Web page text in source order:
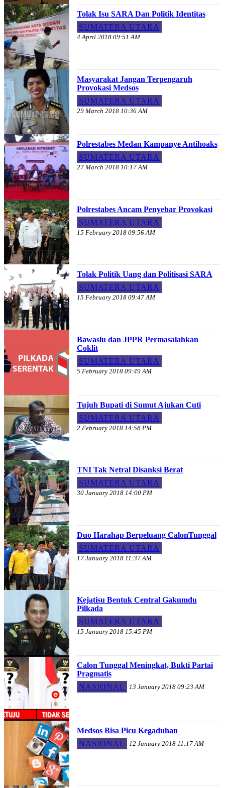
Tolak Isu SARA Dan Politik Identitas
SUMATERA UTARA
4 April 2018 09:51 AM
Masyarakat Jangan Terpengaruh
Provokasi Medsos
SUMATERA UTARA
29 March 2018 10:36 AM
Polrestabes Medan Kampanye Antihoaks
SUMATERA UTARA
27 March 2018 10:17 AM
Polrestabes Ancam Penyebar Provokasi
SUMATERA UTARA
15 February 2018 09:56 AM
Tolak Politik Uang dan Politisasi SARA
SUMATERA UTARA
15 February 2018 09:47 AM
Bawaslu dan JPPR Permasalahkan
Coklit
SUMATERA UTARA
5 February 2018 09:49 AM
Tujuh Bupati di Sumut Ajukan Cuti
SUMATERA UTARA
2 February 2018 14:58 PM
TNI Tak Netral Disanksi Berat
SUMATERA UTARA
30 January 2018 14:00 PM
Duo Harahap Berpeluang CalonTunggal
SUMATERA UTARA
17 January 2018 11:37 AM
Kejatisu Bentuk Central Gakumdu
Pilkada
SUMATERA UTARA
15 January 2018 15:45 PM
Calon Tunggal Meningkat, Bukti Partai
Pragmatis
NASIONAL
13 January 2018 09:23 AM
Medsos Bisa Picu Kegaduhan
NASIONAL
12 January 2018 11:17 AM